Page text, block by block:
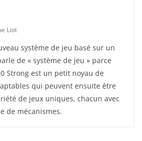
Liot
système de jeu basé sur un
de « système de jeu » parce
Strong est un petit noyau de
qui peuvent ensuite être
de jeux uniques, chacun avec
de mécanismes.